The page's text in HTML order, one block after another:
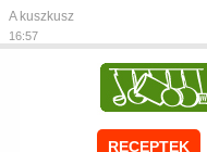
A kuszkusz
16:57
RECEPTEK